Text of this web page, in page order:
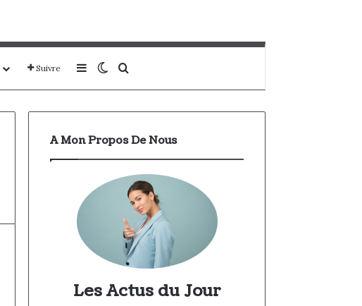
Suivre Sidebar (barre latérale)
Switch skin
A Mon Propos De Nous
Les Actus du Jour